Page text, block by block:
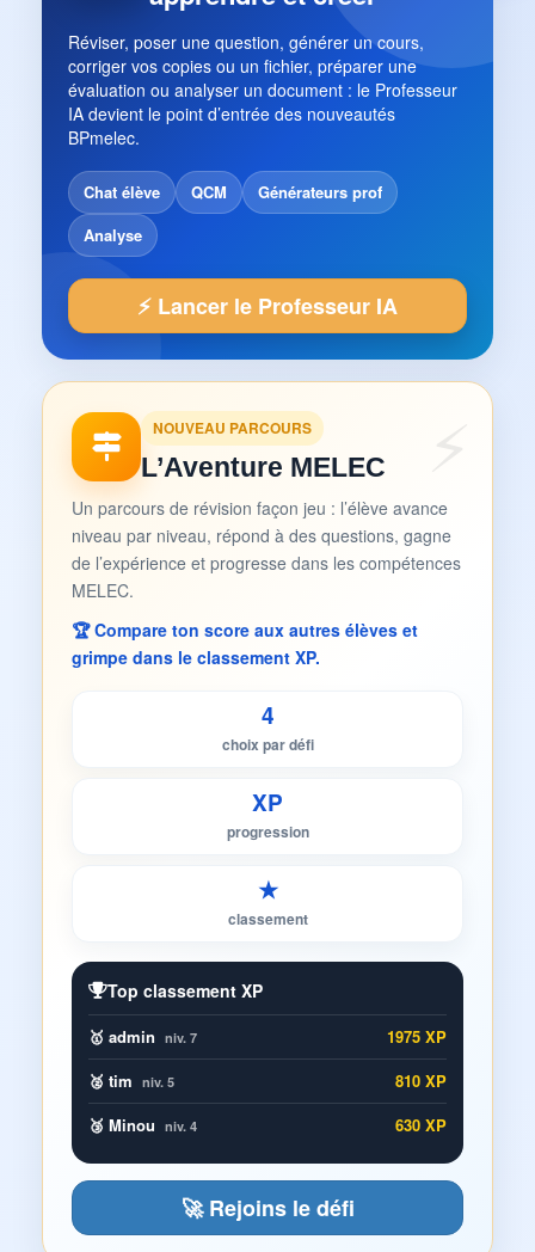
Réviser, poser une question, générer un cours,
corriger vos copies ou un fichier, préparer une
évaluation ou analyser un document : le Professeur
IA devient le point d’entrée des nouveautés
BPmelec.
Chat élève QCM
Générateurs prof
Analyse
⚡ Lancer le Professeur IA
NOUVEAU PARCOURS
L’Aventure MELEC
Un parcours de révision façon jeu : l’élève avance
niveau par niveau, répond à des questions, gagne
de l’expérience et progresse dans les compétences
MELEC.
🏆 Compare ton score aux autres élèves et
grimpe dans le classement XP.
4
choix par défi
XP
progression
★
classement
Top classement XP
🥇 admin niv. 7
1975 XP
🥈 tim niv. 5
810 XP
🥉 Minou niv. 4 630 XP
🚀 Rejoins le défi